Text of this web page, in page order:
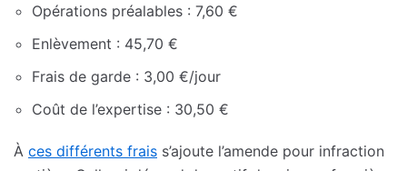
Opérations préalables : 7,60 €
Enlèvement : 45,70 €
Frais de garde : 3,00 €/jour
Coût de l’expertise : 30,50 €
À ces différents frais s’ajoute l’amende pour infraction